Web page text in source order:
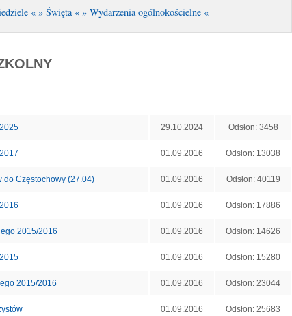
« » Święta « » Wydarzenia ogólnokościelne «
29.10.2024 Odsłon: 3458
01.09.2016 Odsłon: 13038
do Częstochowy (27.04) 01.09.2016 Odsłon: 40119
01.09.2016 Odsłon: 17886
2015/2016 01.09.2016 Odsłon: 14626
01.09.2016 Odsłon: 15280
2015/2016 01.09.2016 Odsłon: 23044
01.09.2016 Odsłon: 25683